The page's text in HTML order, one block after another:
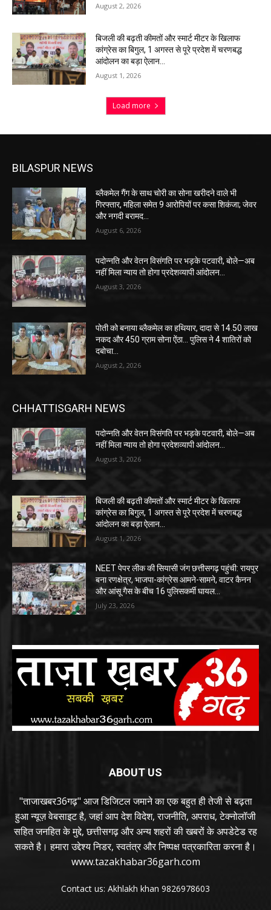
August 2, 2026
बिजली की बढ़ती कीमतों और स्मार्ट मीटर के खिलाफ
कांग्रेस का बिगुल, 1 अगस्त से पूरे प्रदेश में चरणबद्ध
आंदोलन का बड़ा ऐलान…
August 1, 2026
Load more
BILASPUR NEWS
ब्लैकमेल गैंग के साथ चोरी का सोना खरीदने वाले भी
गिरफ्तार, महिला समेत 9 आरोपियों पर कसा शिकंजा; जेवर
और नगदी बरामद…
August 6, 2026
पदोन्नति और वेतन विसंगति पर भड़के पटवारी, बोले—अब
नहीं मिला न्याय तो होगा प्रदेशव्यापी आंदोलन…
August 3, 2026
पोती को बनाया ब्लैकमेल का हथियार, दादा से 14.50 लाख
नकद और 450 ग्राम सोना ऐंठा… पुलिस ने 4 शातिरों को
दबोचा…
August 2, 2026
CHHATTISGARH NEWS
पदोन्नति और वेतन विसंगति पर भड़के पटवारी, बोले—अब
नहीं मिला न्याय तो होगा प्रदेशव्यापी आंदोलन…
August 3, 2026
बिजली की बढ़ती कीमतों और स्मार्ट मीटर के खिलाफ
कांग्रेस का बिगुल, 1 अगस्त से पूरे प्रदेश में चरणबद्ध
आंदोलन का बड़ा ऐलान…
August 1, 2026
NEET पेपर लीक की सियासी जंग छत्तीसगढ़ पहुंची: रायपुर
बना रणक्षेत्र, भाजपा-कांग्रेस आमने-सामने, वाटर कैनन
और आंसू गैस के बीच 16 पुलिसकर्मी घायल…
July 23, 2026
ABOUT US
"ताजाखबर36गढ़" आज डिजिटल जमाने का एक बहुत ही तेजी से बढ़ता
हुआ न्यूज़ वेबसाइट है, जहां आप देश विदेश, राजनीति, अपराध, टेक्नोलॉजी
सहित जनहित के मुद्दे, छत्तीसगढ़ और अन्य शहरों की खबरों के अपडेटेड रह
सकते है। हमारा उद्देश्य निडर, स्वतंत्र और निष्पक्ष पत्रकारिता करना है।
www.tazakhabar36garh.com
Contact us: Akhlakh khan 9826978603